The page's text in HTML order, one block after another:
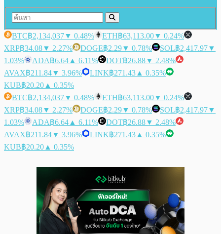
BTC฿2,134,037▼ 0.48% ETH฿63,113.00▼ 0.24%
XRP฿34.08▼ 2.27% DOGE฿2.29▼ 0.78% SOL฿2,417.97▼
1.03%
ADA฿6.64 ▲ 6.11% DOT฿26.88▼ 2.48%
AVAX฿211.84▼ 3.96% LINK฿271.43 ▲ 0.35%
KUB฿20.20 ▲ 0.35%
BTC฿2,134,037▼ 0.48% ETH฿63,113.00▼ 0.24%
XRP฿34.08▼ 2.27% DOGE฿2.29▼ 0.78% SOL฿2,417.97▼
1.03%
ADA฿6.64 ▲ 6.11% DOT฿26.88▼ 2.48%
AVAX฿211.84▼ 3.96% LINK฿271.43 ▲ 0.35%
KUB฿20.20 ▲ 0.35%